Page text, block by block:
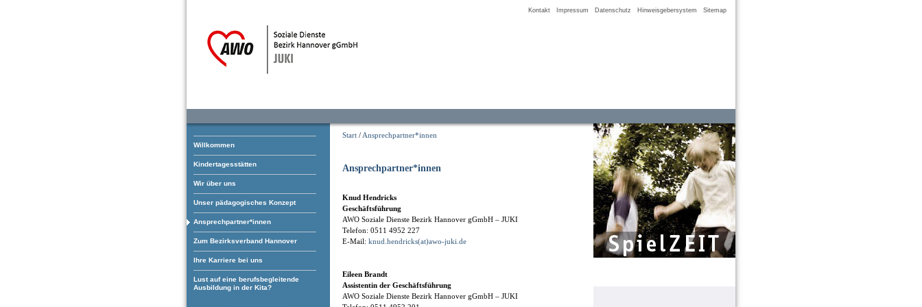
Kontakt Impressum Datenschutz Hinweisgebersystem Sitemap
Willkommen
Kindertagesstätten
Wir über uns
Unser pädagogisches Konzept
Ansprechpartner*innen
Zum Bezirksverband Hannover
Ihre Karriere bei uns
Lust auf eine berufsbegleitende
Ausbildung in der Kita?
Start / Ansprechpartner*innen
Ansprechpartner*innen
Knud Hendricks
Geschäftsführung
AWO Soziale Dienste Bezirk Hannover gGmbH – JUKI
Telefon: 0511 4952 227
E-Mail: knud.hendricks(at)awo-juki.de
Eileen Brandt
Assistentin der Geschäftsführung
AWO Soziale Dienste Bezirk Hannover gGmbH – JUKI